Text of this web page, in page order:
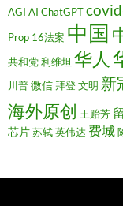
AGI AI ChatGPT
Prop 16法案 中国
共和党利维坦 华人
川普微信 拜登文明 新
海外原创 王贻芳
芯片苏轼英伟达 费城